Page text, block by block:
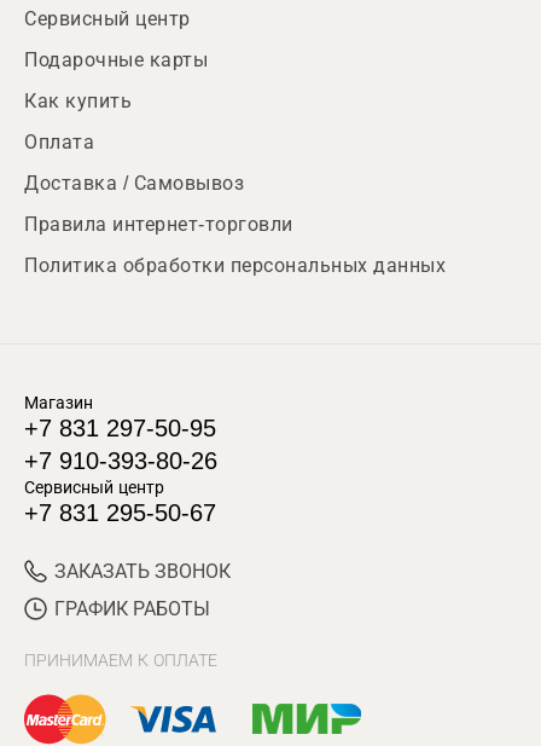
Сервисный центр
Подарочные карты
Как купить
Оплата
Доставка / Самовывоз
Правила интернет-торговли
Политика обработки персональных данных
Магазин
+7 831 297-50-95
+7 910-393-80-26
Сервисный центр
+7 831 295-50-67
ЗАКАЗАТЬ ЗВОНОК
ГРАФИК РАБОТЫ
ПРИНИМАЕМ К ОПЛАТЕ